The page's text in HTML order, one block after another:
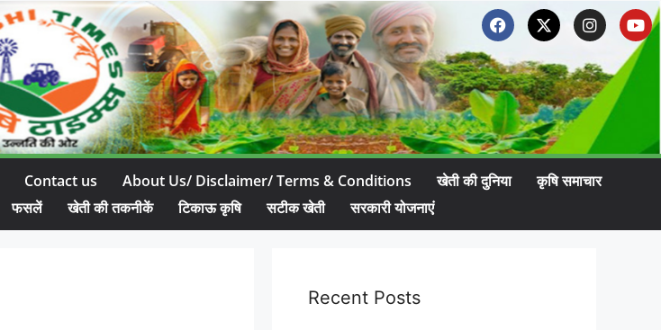
Contact us About Us/ Disclaimer/ Terms & Conditions खेती की दुनिया
कृषि समाचार
फसलें खेती की तकनीकें टिकाऊ कृषि सटीक खेती सरकारी योजनाएं
Recent Posts